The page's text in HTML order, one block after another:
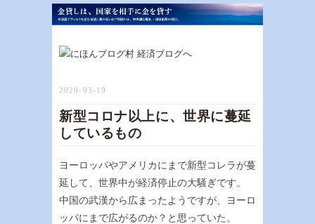
2020-03-19
新型コロナ以上に、世界に蔓延
しているもの
ヨーロッパやアメリカにまで新型コレラが蔓
延して、世界中が経済停止の大騒ぎです。
中国の武漢から広まったようですが、ヨーロ
ッパにまで広がるのか？と思っていた。